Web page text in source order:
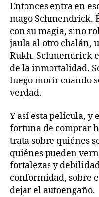
Entonces entra en
mago Schmendrick.
con su magia, sino
jaula al otro chalán,
Rukh. Schmendrick
de la inmortalidad.
luego morir cuando
verdad.
Y así esta película, y
fortuna de comprar
trata sobre quiénes
quiénes pueden
fortalezas y
conformidad, sobre
dejar el autoengaño.